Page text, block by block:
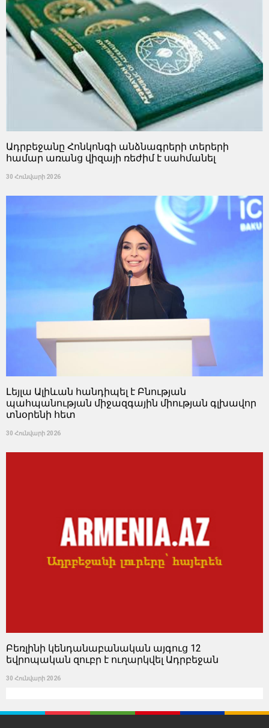
Ադրբեջանը Հոնկոնգի անձնագրերի տերերի
համար առանց վիզայի ռեժիմ է սահմանել
30 Հունվարի 2026
Լեյլա Ալիևան հանդիպել է Բնության
պահպանության միջազգային միության գլխավոր
տնօրենի հետ
30 Հունվարի 2026
Բեռլինի կենդանաբանական այգուց 12
եվրոպական զուբր է ուղարկվել Ադրբեջան
30 Հունվարի 2026